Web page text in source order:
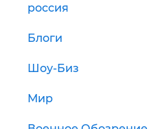
россия
Блоги
Шоу-Биз
Мир